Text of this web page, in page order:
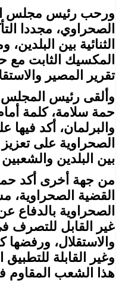
ورحب رئيس مجلس
الصحراوي، مجددا
الثنائية بين
المكسيك الثابت
تقرير المصير
وألقى رئيس المجلس
حمة سلامة، كلمة
والبرلمان، أكد فيها
الصحراوية على
بين البلدين
من جهة أخرى أكد
القضية الصحراوية،
الصحراوية
غير القابل للتصرف
والاستقلال، ورفضها
وغير القابلة
هذا الشعب المقاوم